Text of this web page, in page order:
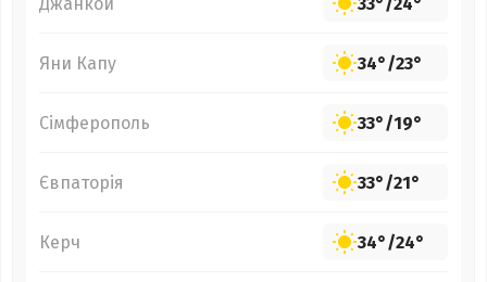
Яни Капу 34°/23°
Сімферополь 33°/19°
Євпаторія 33°/21°
Керч 34°/24°